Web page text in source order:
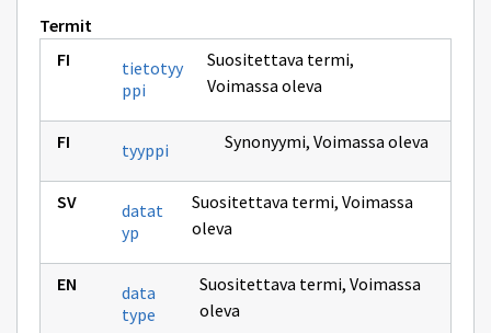
Termit
tietotyy
ppi
Suositettava termi,
Voimassa oleva
tyyppi Synonyymi, Voimassa oleva
datat
yp
Suositettava termi, Voimassa
oleva
data
type
Suositettava termi, Voimassa
oleva